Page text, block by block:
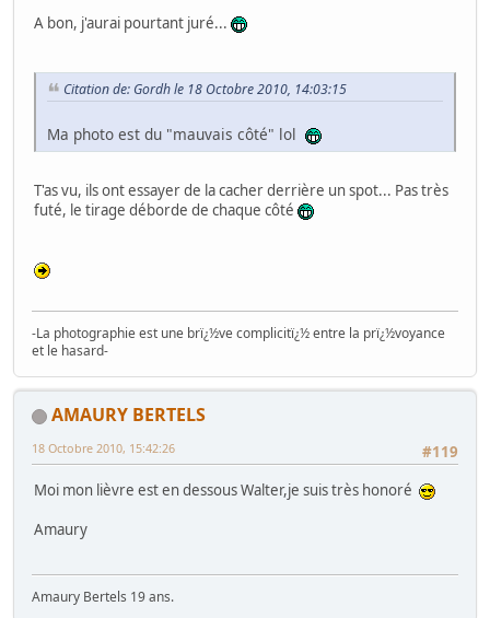
A bon, j'aurai pourtant juré...
Citation de: Gordh le 18 Octobre 2010, 14:03:15
Ma photo est du "mauvais côté" lol
T'as vu, ils ont essayer de la cacher derrière un spot... Pas très
futé, le tirage déborde de chaque côté
-La photographie est une brï¿½ve complicitï¿½ entre la prï¿½voyance
et le hasard-
AMAURY BERTELS
#119
18 Octobre 2010, 15:42:26
Moi mon lièvre est en dessous Walter,je suis très honoré
Amaury
Amaury Bertels 19 ans.